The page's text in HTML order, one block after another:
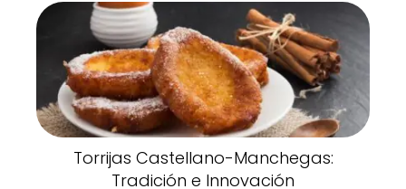
Torrijas Castellano-Manchegas:
Tradición e Innovación